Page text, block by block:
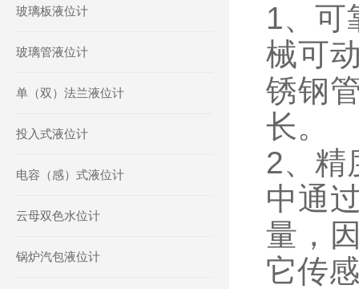
玻璃板液位计
玻璃管液位计
单（双）法兰液位计
投入式液位计
电容（感）式液位计
云母双色水位计
锅炉汽包液位计
1、可
械可
锈钢
长。
2、精
中通
量，
它传